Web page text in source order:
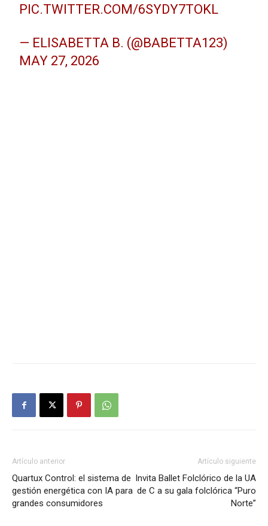
PIC.TWITTER.COM/6SYDY7TOKL
— ELISABETTA B. (@BABETTA123)
MAY 27, 2026
Artículo anterior
Quartux Control: el sistema de
gestión energética con IA para
grandes consumidores
Artículo siguiente
Invita Ballet Folclórico de la UA
de C a su gala folclórica “Puro
Norte”